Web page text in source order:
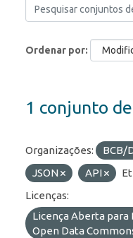
Ordenar por
1 conjunto
Organizações: BCB/
JSON
API
Licenças:
Licença Aberta para
Open Data